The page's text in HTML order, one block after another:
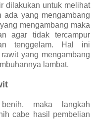
dilakukan untuk melihat
yang mengambang
mengambang maka
agar tidak tercampur
tenggelam. Hal ini
yang mengambang
lambat.
maka langkah
cabe hasil pembelian